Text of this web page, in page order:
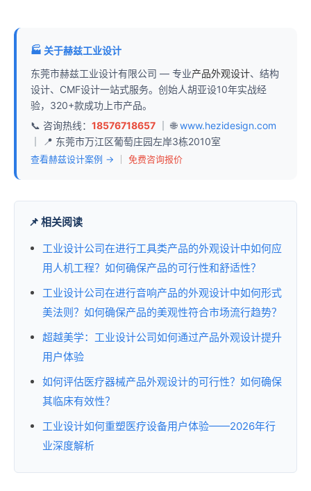
🏭 关于赫兹工业设计
东莞市赫兹工业设计有限公司 — 专业产品外观设计、结构
设计、CMF设计一站式服务。创始人胡亚设10年实战经
验，320+款成功上市产品。
📞 咨询热线： 18576718657 ｜ 🌐www.hezidesign.com
｜ 📍 东莞市万江区葡萄庄园左岸3栋2010室
查看赫兹设计案例 → 免费咨询报价
📌 相关阅读
工业设计公司在进行工具类产品的外观设计中如何应
用人机工程？如何确保产品的可行性和舒适性？
工业设计公司在进行音响产品的外观设计中如何形式
美法则？如何确保产品的美观性符合市场流行趋势？
超越美学：工业设计公司如何通过产品外观设计提升
用户体验
如何评估医疗器械产品外观设计的可行性？如何确保
其临床有效性？
工业设计如何重塑医疗设备用户体验——2026年行
业深度解析